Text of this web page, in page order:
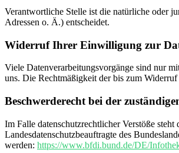
Verantwortliche Stelle ist die natürliche oder
Adressen o. Ä.) entscheidet.
Widerruf Ihrer Einwilligung zur
Viele Datenverarbeitungsvorgänge sind nur
uns. Die Rechtmäßigkeit der bis zum
Beschwerderecht bei der
Im Falle datenschutzrechtlicher Verstöße
Landesdatenschutzbeauftragte des
werden: https://www.bfdi.bund.de/DE/